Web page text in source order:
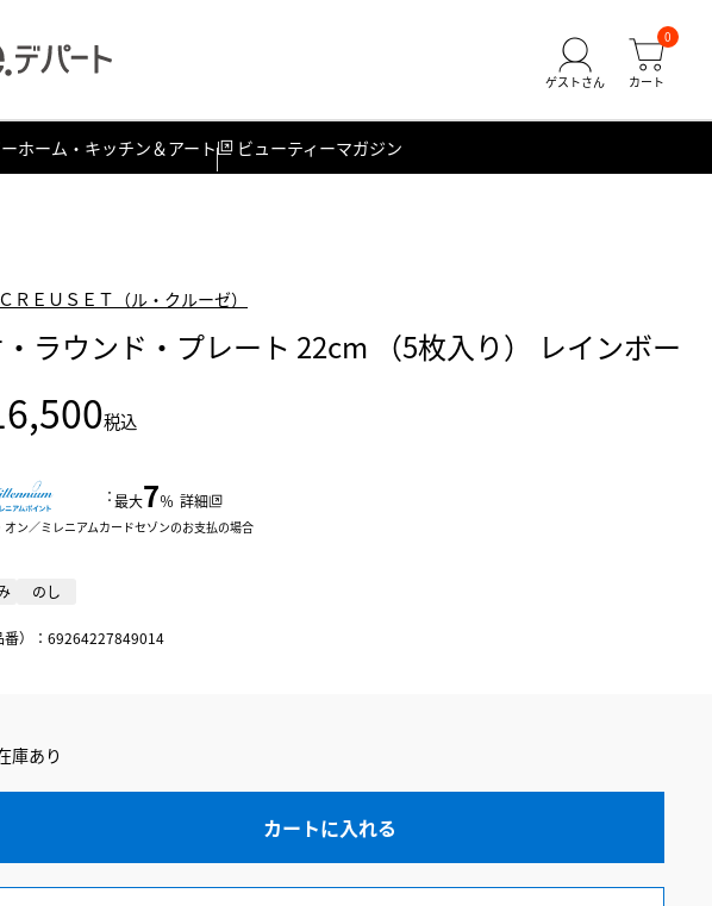
0
ホーム・キッチン＆アート ビューティーマガジン
ＲＥＵＳＥＴ（ル・クルーゼ）
ラウンド・プレート 22cm （5枚入り） レインボー
税込
：最大7％ 詳細
オン／ミレニアムカードセゾンのお支払の場合
のし
番）：69264227849014
庫あり
カートに入れる